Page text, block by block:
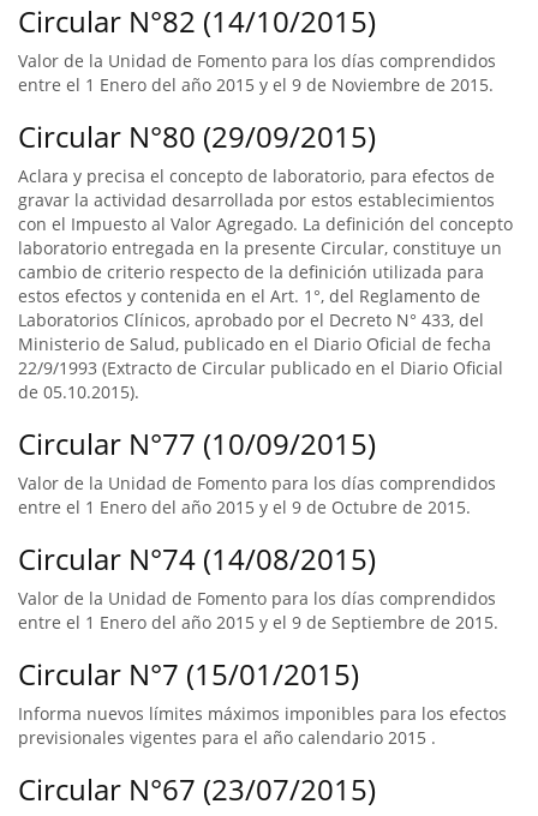
Circular N°82 (14/10/2015)
Valor de la Unidad de Fomento para los días comprendidos
entre el 1 Enero del año 2015 y el 9 de Noviembre de 2015.
Circular N°80 (29/09/2015)
Aclara y precisa el concepto de laboratorio, para efectos de
gravar la actividad desarrollada por estos establecimientos
con el Impuesto al Valor Agregado. La definición del concepto
laboratorio entregada en la presente Circular, constituye un
cambio de criterio respecto de la definición utilizada para
estos efectos y contenida en el Art. 1°, del Reglamento de
Laboratorios Clínicos, aprobado por el Decreto N° 433, del
Ministerio de Salud, publicado en el Diario Oficial de fecha
22/9/1993 (Extracto de Circular publicado en el Diario Oficial
de 05.10.2015).
Circular N°77 (10/09/2015)
Valor de la Unidad de Fomento para los días comprendidos
entre el 1 Enero del año 2015 y el 9 de Octubre de 2015.
Circular N°74 (14/08/2015)
Valor de la Unidad de Fomento para los días comprendidos
entre el 1 Enero del año 2015 y el 9 de Septiembre de 2015.
Circular N°7 (15/01/2015)
Informa nuevos límites máximos imponibles para los efectos
previsionales vigentes para el año calendario 2015 .
Circular N°67 (23/07/2015)